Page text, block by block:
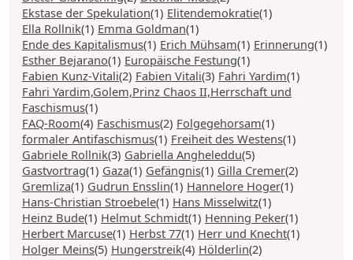
Ekstase der Spekulation(1) Elitendemokratie(1)
Ella Rollnik(1) Emma Goldman(1)
Ende des Kapitalismus(1) Erich Mühsam(1) Erinnerung(1)
Esther Bejarano(1) Europäische Festung(1)
Fabien Kunz-Vitali(2) Fabien Vitali(3) Fahri Yardim(1)
Fahri Yardim,Golem,Prinz Chaos II,Herrschaft und
Faschismus(1)
FAQ-Room(4) Faschismus(2) Folgegehorsam(1)
formaler Antifaschismus(1) Freiheit des Westens(1)
Gabriele Rollnik(3) Gabriella Angheleddu(5)
Gastvortrag(1) Gaza(1) Gefängnis(1) Gilla Cremer(2)
Gremliza(1) Gudrun Ensslin(1) Hannelore Hoger(1)
Hans-Christian Stroebele(1) Hans Misselwitz(1)
Heinz Bude(1) Helmut Schmidt(1) Henning Peker(1)
Herbert Marcuse(1) Herbst 77(1) Herr und Knecht(1)
Holger Meins(5) Hungerstreik(4) Hölderlin(2)